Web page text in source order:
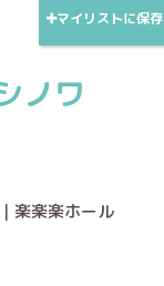
マイリストに保存
ノワ
楽楽楽ホール